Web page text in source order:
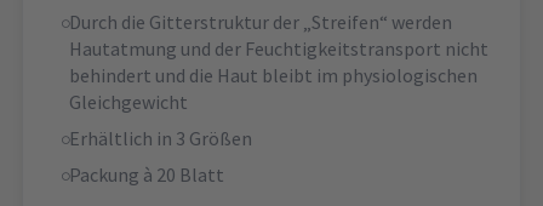
Durch die Gitterstruktur der „Streifen“ werden
Hautatmung und der Feuchtigkeitstransport nicht
behindert und die Haut bleibt im physiologischen
Gleichgewicht
Erhältlich in 3 Größen
Packung à 20 Blatt